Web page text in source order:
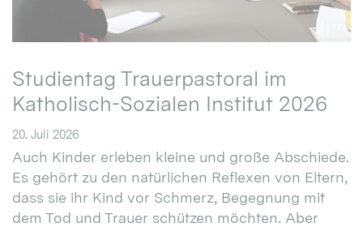
Studientag Trauerpastoral im
Katholisch-Sozialen Institut 2026
20. Juli 2026
Auch Kinder erleben kleine und große Abschiede.
Es gehört zu den natürlichen Reflexen von Eltern,
dass sie ihr Kind vor Schmerz, Begegnung mit
dem Tod und Trauer schützen möchten. Aber